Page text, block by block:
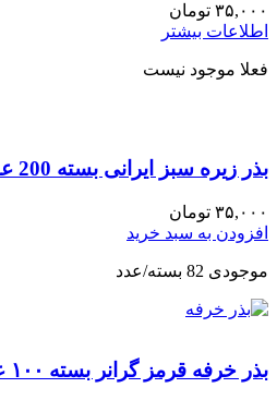
۳۵,۰۰۰ تومان
اطلاعات بیشتر
فعلا موجود نیست
بذر زیره سبز ایرانی بسته 200 عددی
۳۵,۰۰۰ تومان
افزودن به سبد خرید
موجودی 82 بسته/عدد
بذر خرفه قرمز گرانر بسته ۱۰۰ عددی